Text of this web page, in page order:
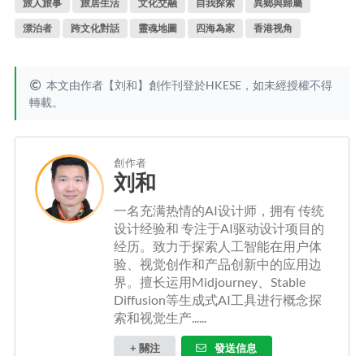
旅人旅事 旅居生活 文化交融 自我探索 異鄉與歸屬
漂泊者 跨文化對話 靈魂地圖 四海為家 香港视角
本文由作者【刘和】創作刊登於HKESE，如未經授權不得
轉載。
創作者
刘和
一名充满热情的AI设计师，拥有 传统
设计经验和 专注于AI驱动设计项目的
经历。致力于探索人工智能在用户体
验、视觉创作和产品创新中的应用边
界。擅长运用Midjourney、Stable
Diffusion等生成式AI工具进行概念探
索和视觉生产......
+ 關注 發送信息